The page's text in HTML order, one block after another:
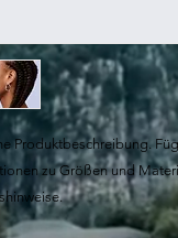
Produktbeschreibung.
zu Größen und